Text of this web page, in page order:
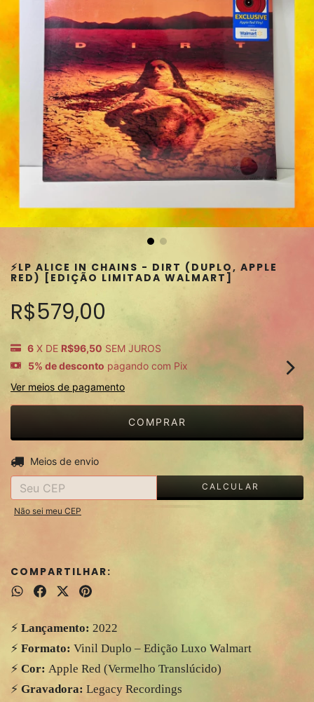
⚡️LP ALICE IN CHAINS - DIRT (DUPLO, APPLE
RED) [EDIÇÃO LIMITADA WALMART]
R$579,00
6 X DE R$96,50 SEM JUROS
5% de desconto pagando com Pix
Ver meios de pagamento
Entregas para o CEP:
Meios de envio
CALCULAR
Não sei meu CEP
COMPARTILHAR:
⚡️ Lançamento: 2022
⚡️ Formato: Vinil Duplo – Edição Luxo Walmart
⚡️ Cor: Apple Red (Vermelho Translúcido)
⚡️ Gravadora: Legacy Recordings